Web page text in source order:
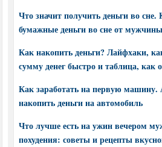
Что значит получить деньги во сне.
бумажные деньги во сне от
Как накопить деньги? Лайфхаки,
сумму денег быстро и таблица, как
Как заработать на первую машину.
накопить деньги на автомобиль
Что лучше есть на ужин вечером
похудения: советы и рецепты